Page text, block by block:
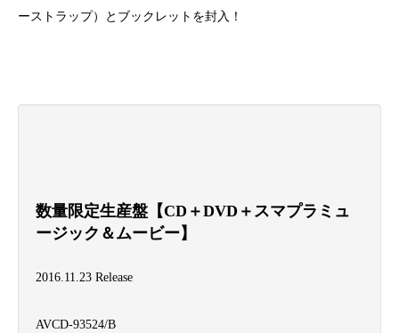
ーストラップ）とブックレットを封入！
数量限定生産盤【CD＋DVD＋スマプラミュ
ージック＆ムービー】
2016.11.23 Release
AVCD-93524/B